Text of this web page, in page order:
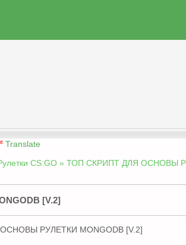
Translate
CS:GO » ТОП СКРИПТ ДЛЯ ОСНОВЫ
[V.2]